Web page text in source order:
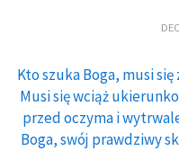
Kto szuka Boga, musi
Musi się wciąż
przed oczyma i
Boga, swój prawdziwy